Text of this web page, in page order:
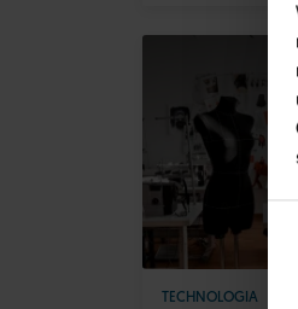
TECHNOLOGIA